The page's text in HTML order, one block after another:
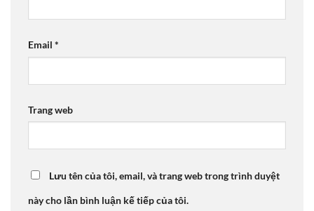
Email *
Trang web
Lưu tên của tôi, email, và trang web trong trình duyệt
này cho lần bình luận kế tiếp của tôi.